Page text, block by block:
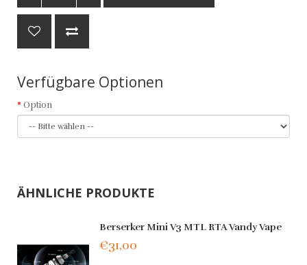
Verfügbare Optionen
Option
ÄHNLICHE PRODUKTE
Berserker Mini V3 MTL RTA Vandy Vape
€31,00